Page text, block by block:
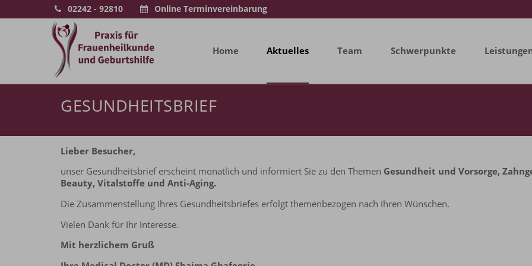
02242 - 92810 Online Terminvereinbarung
Home Aktuelles Team Schwerpunkte
GESUNDHEITSBRIEF
Lieber Besucher,
unser Gesundheitsbrief erscheint monatlich und informiert Sie zu den Themen Gesundheit und Vorsorge,
Beauty, Vitalstoffe und Anti-Aging.
Die Zusammenstellung Ihres Gesundheitsbriefes erfolgt themenbezogen nach Ihren Wünschen.
Vielen Dank für Ihr Interesse.
Mit herzlichem Gruß